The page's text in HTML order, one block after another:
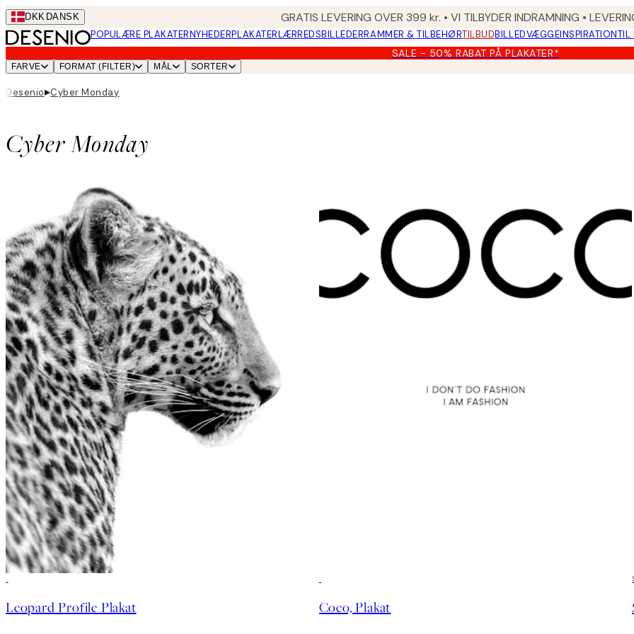
Skip
to
main
content.
DKK DANSK GRATIS LEVERING OVER 399 kr. • VI TILBYDER INDRAMNING •
POPULÆRE PLAKATERNYHEDERPLAKATERLÆRREDSBILLEDERRAMMER & TILBEHØRTILBUDBILLEDVÆGGEINSPIRATIONTIL
SALE - 50% RABAT PÅ PLAKATER*
FARVE FORMAT (FILTER) MÅL SORTER
Desenio▸Cyber Monday
Cyber Monday
Leopard Profile Plakat Coco, Plakat